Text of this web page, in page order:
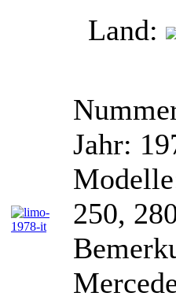
Land:
Jahr:
250,